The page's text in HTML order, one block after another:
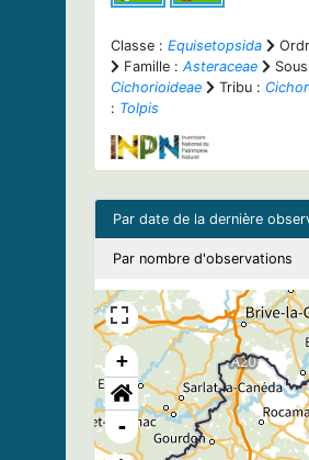
Classe : Equisetopsida
Famille : Asteraceae
Cichorioideae
Tribu :
: Tolpis
Par date de la dernière
Par nombre d'observations
+
-